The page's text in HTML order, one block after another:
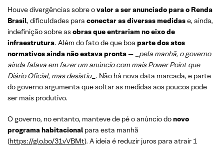
Houve divergências sobre ovalor a ser anunciado para o Renda
Brasil, dificuldades para conectar as diversas medidase, ainda,
indefinição sobre as obras que entrariam no eixo de
infraestrutura. Além do fato de que boa parte dos atos
normativos ainda não estava pronta —
_pela manhã, o governo
ainda falava em fazer um anúncio com mais Power Point que
Diário Oficial, mas desistiu_. Não há nova data marcada, e parte
do governo argumenta que soltar as medidas aos poucos pode
ser mais produtivo.
O governo, no entanto, manteve de pé o anúncio donovo
programa habitacional para esta manhã
(https://glo.bo/31vVBMt). A ideia é reduzir juros para atrair 1